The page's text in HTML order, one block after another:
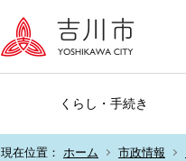
くらし・手続き
現在位置： ホーム 市政情報